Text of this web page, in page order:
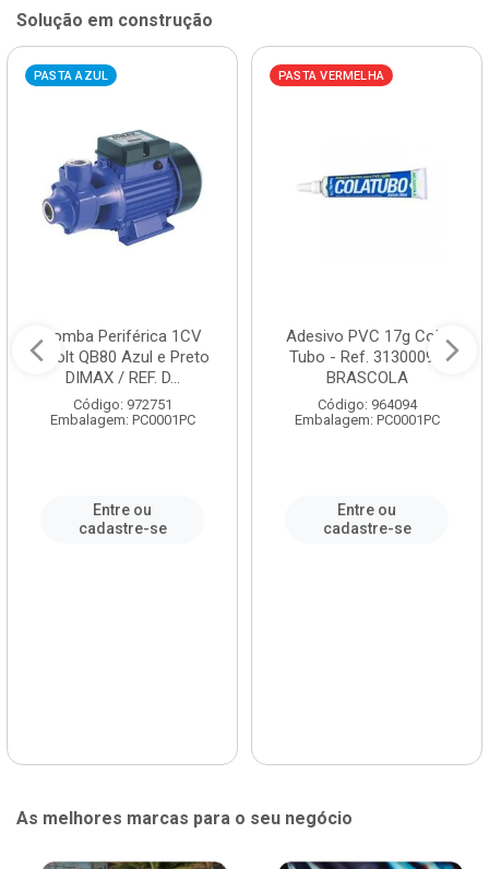
Solução em construção
PASTA AZUL
Bomba Periférica 1CV
Bivolt QB80 Azul e Preto
DIMAX / REF. D...
Código: 972751
Embalagem: PC0001PC
Entre ou
cadastre-se
PASTA VERMELHA
Adesivo PVC 17g Cola
Tubo - Ref. 3130009 -
BRASCOLA
Código: 964094
Embalagem: PC0001PC
Entre ou
cadastre-se
As melhores marcas para o seu negócio